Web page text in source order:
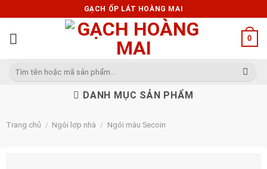
to
content
GẠCH ỐP LÁT HOÀNG MAI
0
Tìm
DANH MỤC SẢN PHẨM
Trang chủ / Ngói lợp nhà / Ngói màu Secoin